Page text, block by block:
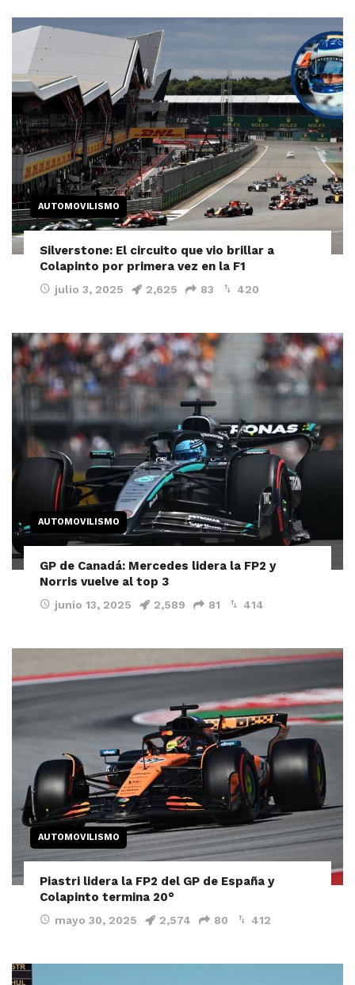
AUTOMOVILISMO
Silverstone: El circuito que vio brillar a
Colapinto por primera vez en la F1
julio 3, 2025 2,625 83 420
AUTOMOVILISMO
GP de Canadá: Mercedes lidera la FP2 y
Norris vuelve al top 3
junio 13, 2025 2,589 81 414
AUTOMOVILISMO
Piastri lidera la FP2 del GP de España y
Colapinto termina 20°
mayo 30, 2025 2,574 80 412